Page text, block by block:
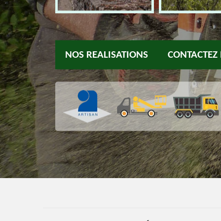
NOS REALISATIONS